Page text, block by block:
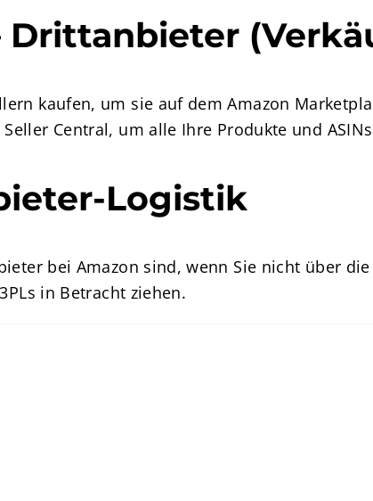
Drittanbieter
kaufen, um sie auf dem Amazon
Central, um alle Ihre Produkte und
Logistik
bei Amazon sind, wenn Sie nicht über
in Betracht ziehen.